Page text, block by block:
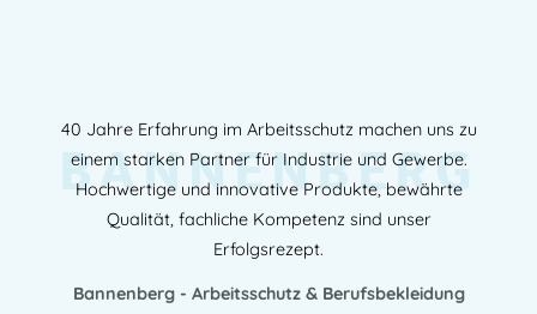
40 Jahre Erfahrung im Arbeitsschutz machen uns zu
einem starken Partner für Industrie und Gewerbe.
Hochwertige und innovative Produkte, bewährte
Qualität, fachliche Kompetenz sind unser
Erfolgsrezept.
Bannenberg - Arbeitsschutz & Berufsbekleidung
BANNENBERG